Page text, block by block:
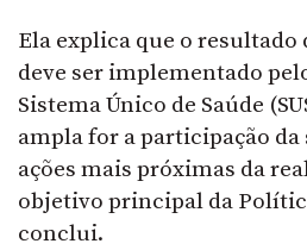
Ela explica que o resultado
deve ser implementado
Sistema Único de Saúde
ampla for a participação da
ações mais próximas da
objetivo principal da
conclui.